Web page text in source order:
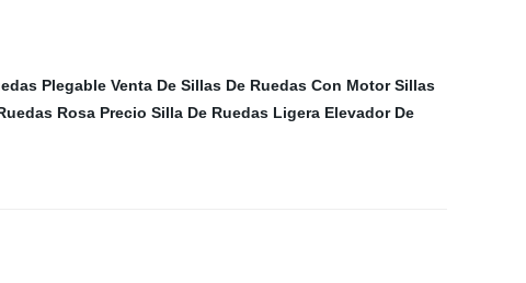
Plegable Venta De Sillas De Ruedas Con Motor Sillas
Rosa Precio Silla De Ruedas Ligera Elevador De